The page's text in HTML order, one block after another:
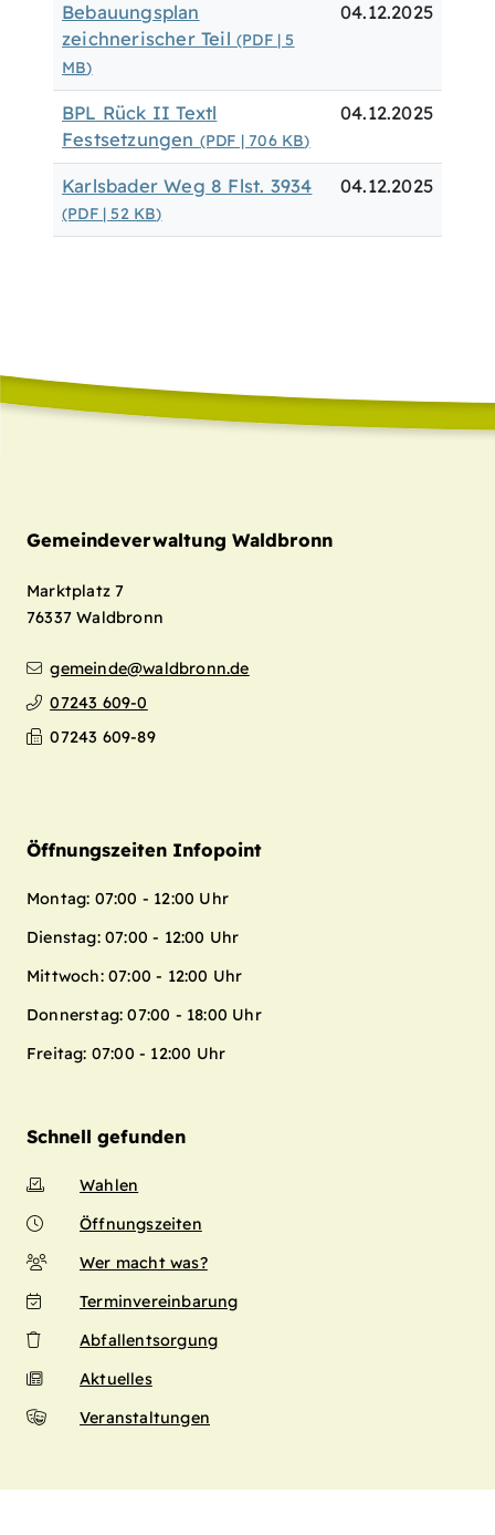
Bebauungsplan
zeichnerischer Teil (PDF | 5
MB)
04.12.2025
BPL Rück II Textl
Festsetzungen (PDF | 706 KB)
04.12.2025
Karlsbader Weg 8 Flst. 3934
(PDF | 52 KB)
04.12.2025
Gemeindeverwaltung Waldbronn
Marktplatz 7
76337 Waldbronn
gemeinde@waldbronn.de
07243 609-0
07243 609-89
Öffnungszeiten Infopoint
Montag: 07:00 - 12:00 Uhr
Dienstag: 07:00 - 12:00 Uhr
Mittwoch: 07:00 - 12:00 Uhr
Donnerstag: 07:00 - 18:00 Uhr
Freitag: 07:00 - 12:00 Uhr
Schnell gefunden
Wahlen
Öffnungszeiten
Wer macht was?
Terminvereinbarung
Abfallentsorgung
Aktuelles
Veranstaltungen